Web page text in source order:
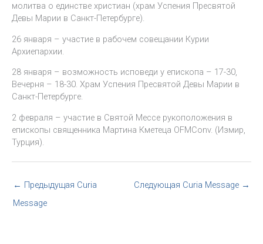
молитва о единстве христиан (храм Успения Пресвятой
Девы Марии в Санкт-Петербурге).
26 января – участие в рабочем совещании Курии
Архиепархии.
28 января – возможность исповеди у епископа – 17-30,
Вечерня – 18-30. Храм Успения Пресвятой Девы Марии в
Санкт-Петербурге.
2 февраля – участие в Святой Мессе рукоположения в
епископы священника Мартина Кметеца OFMConv. (Измир,
Турция).
← Предыдущая Curia
Message
Следующая Curia Message →